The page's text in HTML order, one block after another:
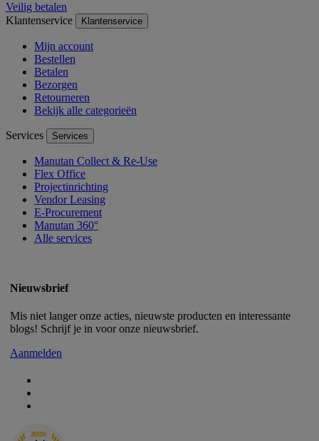
Veilig betalen
Klantenservice
Klantenservice
Mijn account
Bestellen
Betalen
Bezorgen
Retourneren
Bekijk alle categorieën
Services Services
Manutan Collect & Re-Use
Flex Office
Projectinrichting
Vendor Leasing
E-Procurement
Manutan 360°
Alle services
Nieuwsbrief
Mis niet langer onze acties, nieuwste producten en interessante
blogs! Schrijf je in voor onze nieuwsbrief.
Aanmelden